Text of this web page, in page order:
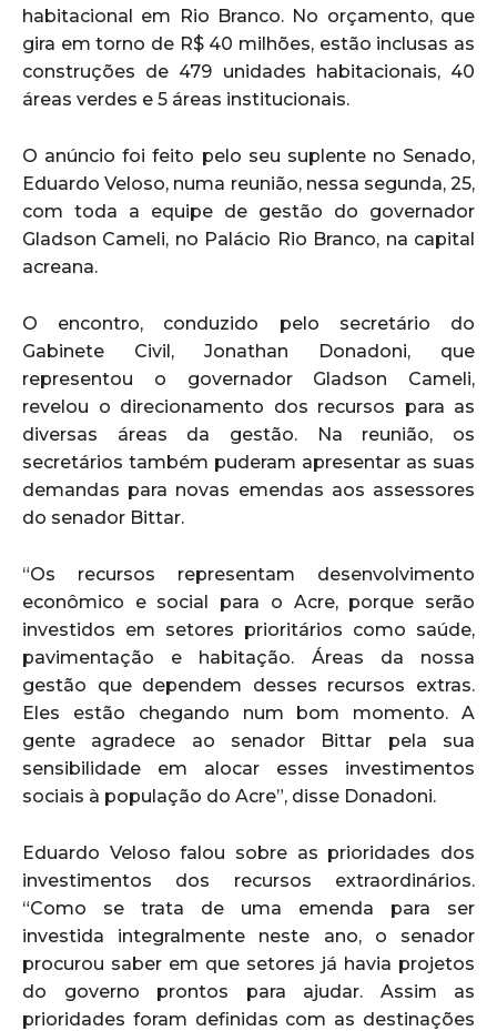
habitacional em Rio Branco. No orçamento, que
gira em torno de R$ 40 milhões, estão inclusas as
construções de 479 unidades habitacionais, 40
áreas verdes e 5 áreas institucionais.
O anúncio foi feito pelo seu suplente no Senado,
Eduardo Veloso, numa reunião, nessa segunda, 25,
com toda a equipe de gestão do governador
Gladson Cameli, no Palácio Rio Branco, na capital
acreana.
O encontro, conduzido pelo secretário do
Gabinete Civil, Jonathan Donadoni, que
representou o governador Gladson Cameli,
revelou o direcionamento dos recursos para as
diversas áreas da gestão. Na reunião, os
secretários também puderam apresentar as suas
demandas para novas emendas aos assessores
do senador Bittar.
“Os recursos representam desenvolvimento
econômico e social para o Acre, porque serão
investidos em setores prioritários como saúde,
pavimentação e habitação. Áreas da nossa
gestão que dependem desses recursos extras.
Eles estão chegando num bom momento. A
gente agradece ao senador Bittar pela sua
sensibilidade em alocar esses investimentos
sociais à população do Acre”, disse Donadoni.
Eduardo Veloso falou sobre as prioridades dos
investimentos dos recursos extraordinários.
“Como se trata de uma emenda para ser
investida integralmente neste ano, o senador
procurou saber em que setores já havia projetos
do governo prontos para ajudar. Assim as
prioridades foram definidas com as destinações